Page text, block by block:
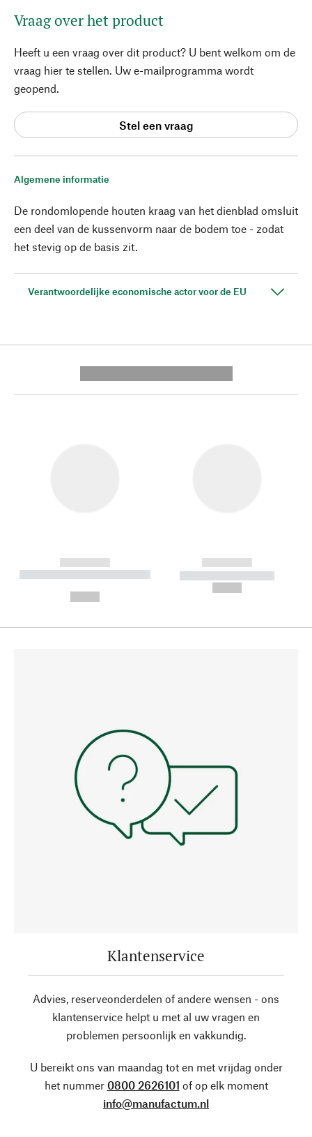
Algemene informatie
De rondomlopende houten kraag van het dienblad omsluit
een deel van de kussenvorm naar de bodem toe - zodat
het stevig op de basis zit.
Verantwoordelijke economische actor voor de EU
Vraag over het product
Heeft u een vraag over dit product? U bent welkom om de
vraag hier te stellen. Uw e-mailprogramma wordt
geopend.
Stel een vraag
------------
----------- ----------- --------
------------
----------- -----------
Klantenservice
Advies, reserveonderdelen of andere wensen - ons
klantenservice helpt u met al uw vragen en
problemen persoonlijk en vakkundig.
U bereikt ons van maandag tot en met vrijdag onder
het nummer 0800 2626101 of op elk moment
info@manufactum.nl